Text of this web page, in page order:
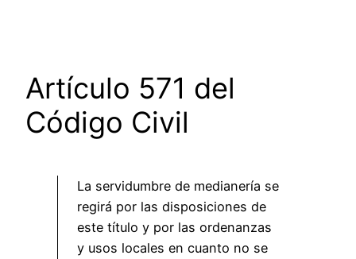
Artículo 571 del
Código Civil
La servidumbre de medianería se
regirá por las disposiciones de
este título y por las ordenanzas
y usos locales en cuanto no se